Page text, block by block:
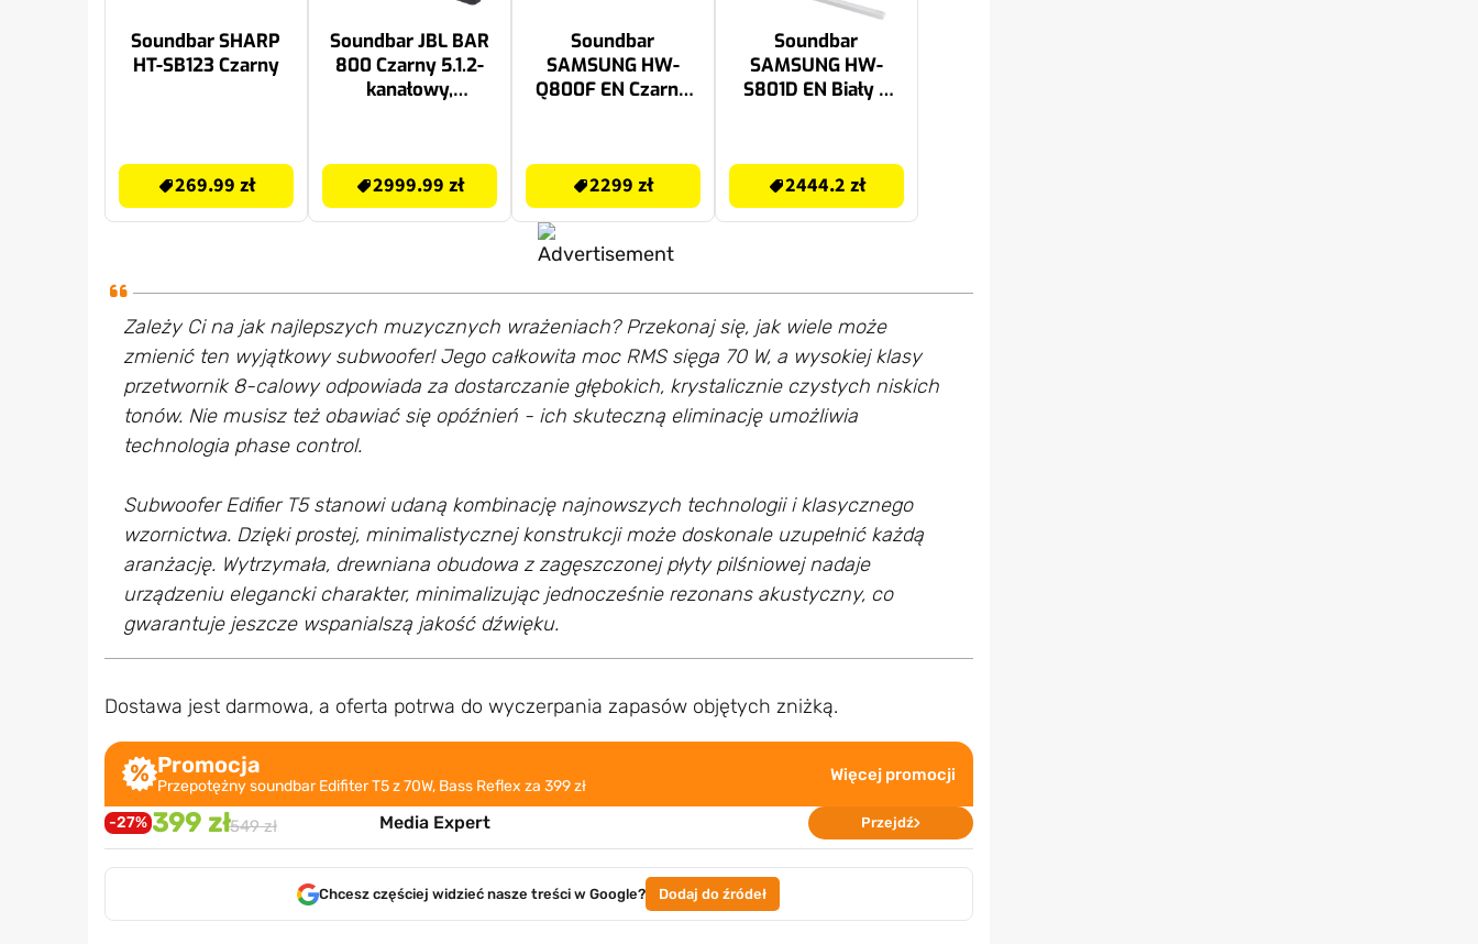
Soundbar SHARP
HT-SB123 Czarny
269.99 zł
Soundbar JBL BAR
800 Czarny 5.1.2-
kanałowy,
eARC, True Dolby
Atmos, 4K, Wi-Fi,
BT
2999.99 zł
Soundbar
SAMSUNG HW-
Q800F EN Czarny
Subwoofer, Wi-Fi,
BT, HDMI eARC,
Dolby Atmos, Q-
2299 zł
Soundbar
SAMSUNG HW-
S801D EN Biały +
SAMSUNG SWA-
9500S Czarny (2
szt.)
2444.2 zł
Zależy Ci na jak najlepszych muzycznych wrażeniach? Przekonaj się, jak wiele może
zmienić ten wyjątkowy subwoofer! Jego całkowita moc RMS sięga 70 W, a wysokiej klasy
przetwornik 8-calowy odpowiada za dostarczanie głębokich, krystalicznie czystych niskich
tonów. Nie musisz też obawiać się opóźnień - ich skuteczną eliminację umożliwia
technologia phase control.
Subwoofer Edifier T5 stanowi udaną kombinację najnowszych technologii i klasycznego
wzornictwa. Dzięki prostej, minimalistycznej konstrukcji może doskonale uzupełnić każdą
aranżację. Wytrzymała, drewniana obudowa z zagęszczonej płyty pilśniowej nadaje
urządzeniu elegancki charakter, minimalizując jednocześnie rezonans akustyczny, co
gwarantuje jeszcze wspanialszą jakość dźwięku.
Dostawa jest darmowa, a oferta potrwa do wyczerpania zapasów objętych zniżką.
Promocja
Przepotężny soundbar Edifiter T5 z 70W, Bass Reflex za 399 zł
Więcej promocji
-27% 399 zł549 zł Media Expert Przejdź
Chcesz częściej widzieć nasze treści w Google? Dodaj do źródeł